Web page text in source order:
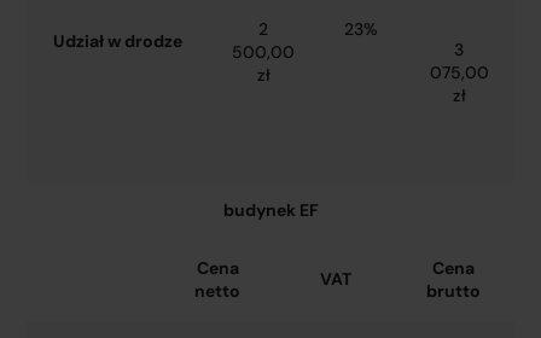
Udział w drodze
2
500,00
zł
23%
3
075,00
zł
budynek EF
Cena
netto
VAT
Cena
brutto